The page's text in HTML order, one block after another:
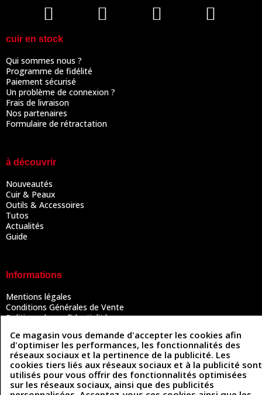
cuir en stock
Qui sommes nous ?
Programme de fidélité
Paiement sécurisé
Un problème de connexion ?
Frais de livraison
Nos partenaires
Formulaire de rétractation
à découvrir
Nouveautés
Cuir & Peaux
Outils & Accessoires
Tutos
Actualités
Guide
Informations
Mentions légales
Conditions Générales de Vente
Politique de confidentialité
Contactez-nous
Coordonnées
Ce magasin vous demande d'accepter les cookies afin
d'optimiser les performances, les fonctionnalités des
réseaux sociaux et la pertinence de la publicité. Les
cookies tiers liés aux réseaux sociaux et à la publicité sont
utilisés pour vous offrir des fonctionnalités optimisées
sur les réseaux sociaux, ainsi que des publicités